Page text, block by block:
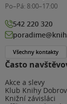
Často
Akce a slevy
Klub Knihy
Knižní závisláci
Po–Pá: 8:00–17:00
542 220 320
Všechny kontakty